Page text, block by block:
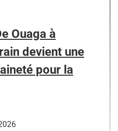
Ouaga à
devient une
pour la